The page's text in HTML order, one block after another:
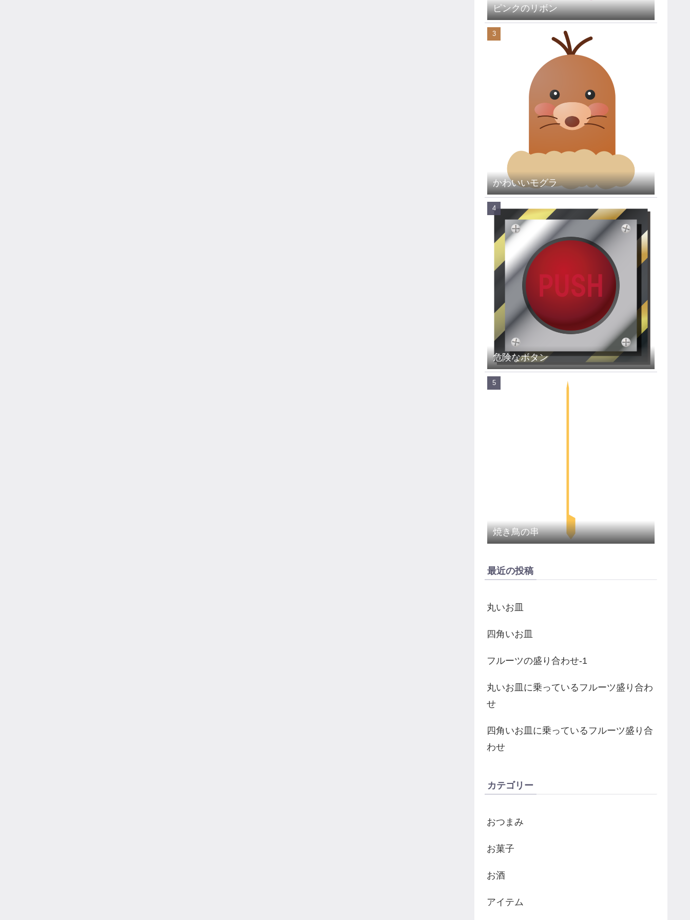
ピンクのリボン
かわいいモグラ
危険なボタン
焼き鳥の串
最近の投稿
丸いお皿
四角いお皿
フルーツの盛り合わせ-1
丸いお皿に乗っているフルーツ盛り合わ
せ
四角いお皿に乗っているフルーツ盛り合
わせ
カテゴリー
おつまみ
お菓子
お酒
アイテム